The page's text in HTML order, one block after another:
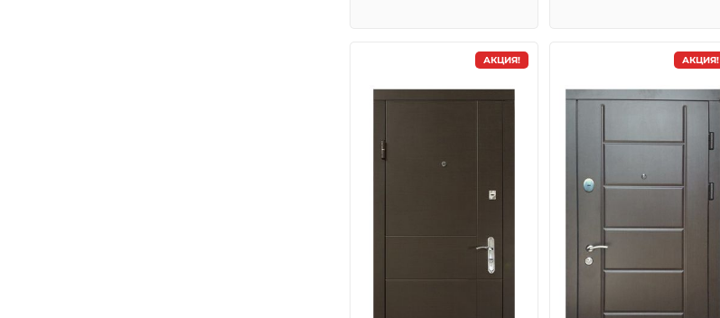
АКЦИЯ! АКЦИЯ!